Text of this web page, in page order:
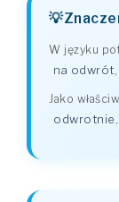
W języku
na odwrót
Jako
odwrotnie